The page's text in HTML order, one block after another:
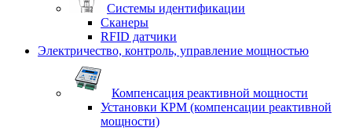
Системы идентификации
Сканеры
RFID датчики
Электричество, контроль, управление мощностью
Компенсация реактивной мощности
Установки КРМ (компенсации реактивной
мощности)